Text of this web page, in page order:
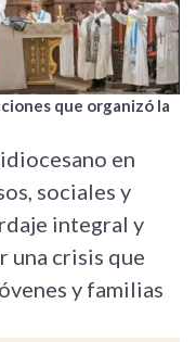
que organizó la
en
sociales y
integral y
una crisis que
y familias